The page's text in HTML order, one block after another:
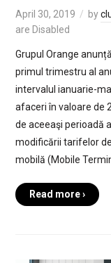
April 30, 2019 by
are Disabled
Grupul Orange
primul trimestru al
intervalul ianuarie-
afaceri în valoare de
de aceeaşi perioadă
modificării tarifelor
mobilă (Mobile
Read more ›